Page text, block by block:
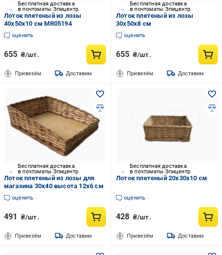
Бесплатная доставка
в почтоматы Эпицентр
Лоток плетеный из лозы
40x50x10 см MR05194
оценить
655 ₴/шт.
Привезём Доставим
Бесплатная доставка
в почтоматы Эпицентр
Лоток плетеный из лозы
30x50x8 см
оценить
655 ₴/шт.
Привезём Доставим
Бесплатная доставка
в почтоматы Эпицентр
Лоток плетеный из лозы для
магазина 30x40 высота 12x6 см
оценить
491 ₴/шт.
Привезём Доставим
Бесплатная доставка
в почтоматы Эпицентр
Лоток плетеный 20x30x10 см
оценить
428 ₴/шт.
Привезём Доставим